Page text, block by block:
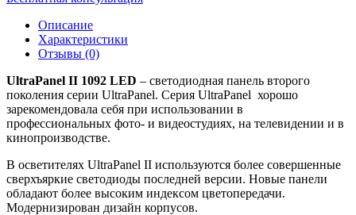
Описание
Характеристики
Отзывы (0)
UltraPanel II 1092 LED – светодиодная панель второго
поколения серии UltraPanel. Серия UltraPanel хорошо
зарекомендовала себя при использовании в
профессиональных фото- и видеостудиях, на телевидении и в
кинопроизводстве.
В осветителях UltraPanel II используются более совершенные
сверхъяркие светодиоды последней версии. Новые панели
обладают более высоким индексом цветопередачи.
Модернизирован дизайн корпусов.